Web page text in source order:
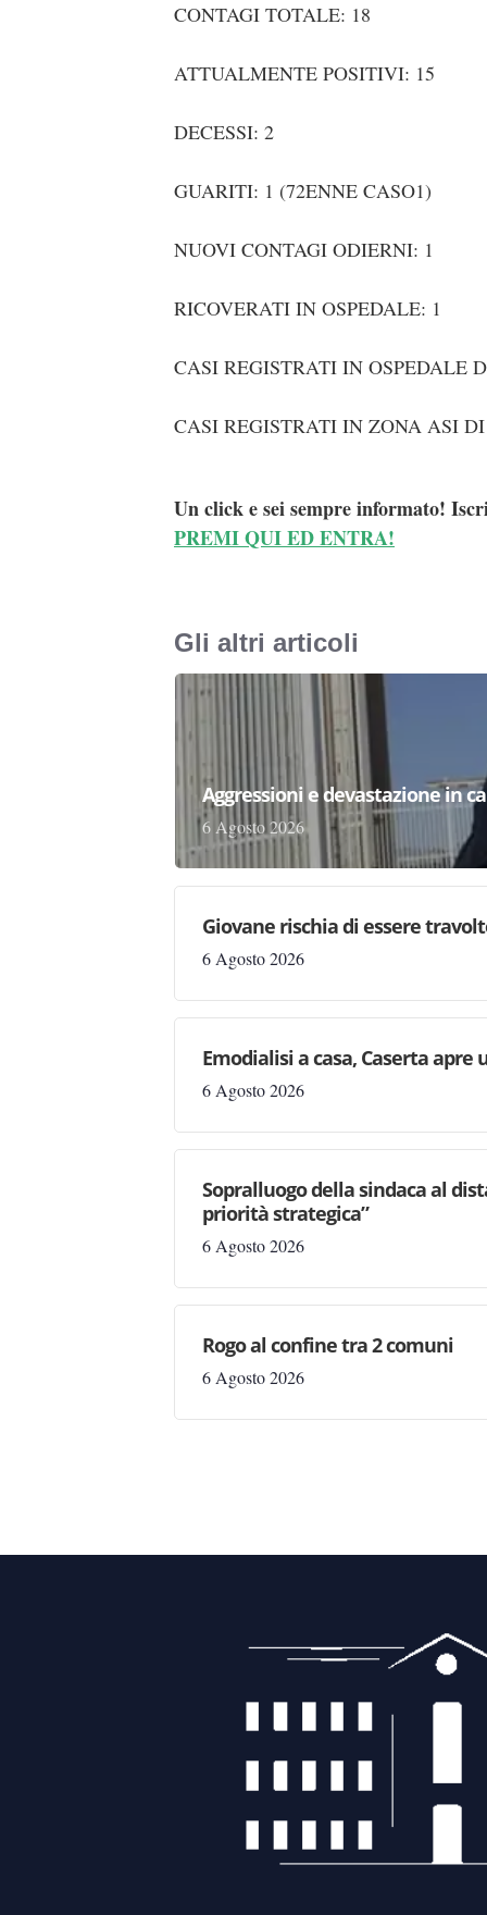
CONTAGI TOTALE: 18
ATTUALMENTE POSITIVI: 15
DECESSI: 2
GUARITI: 1 (72ENNE CASO1)
NUOVI CONTAGI ODIERNI: 1
RICOVERATI IN OSPEDALE: 1
CASI REGISTRATI IN OSPEDALE
CASI REGISTRATI IN ZONA ASI
Un click e sei sempre informato!
PREMI QUI ED ENTRA!
Gli altri articoli
Aggressioni e devastazione in
6 Agosto 2026
Giovane rischia di essere
6 Agosto 2026
Emodialisi a casa, Caserta apre
6 Agosto 2026
Sopralluogo della sindaca al
priorità strategica”
6 Agosto 2026
Rogo al confine tra 2 comuni
6 Agosto 2026